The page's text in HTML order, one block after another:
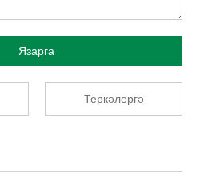
Язарга
Теркәлергә